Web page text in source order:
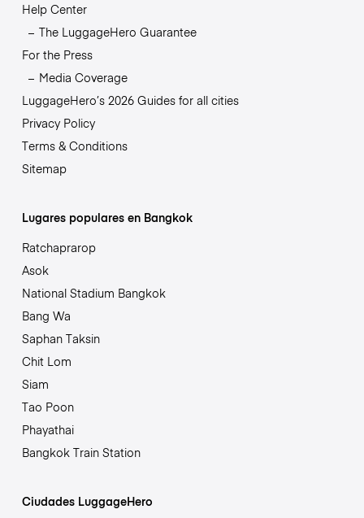
Help Center
The LuggageHero Guarantee
For the Press
Media Coverage
LuggageHero’s 2026 Guides for all cities
Privacy Policy
Terms & Conditions
Sitemap
Lugares populares en Bangkok
Ratchaprarop
Asok
National Stadium Bangkok
Bang Wa
Saphan Taksin
Chit Lom
Siam
Tao Poon
Phayathai
Bangkok Train Station
Ciudades LuggageHero